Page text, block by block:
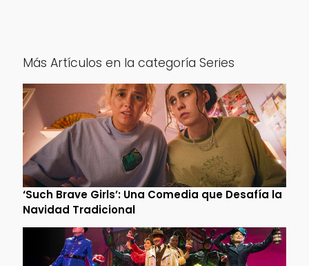
Más Artículos en la categoría Series
‘Such Brave Girls’: Una Comedia que Desafía la
Navidad Tradicional